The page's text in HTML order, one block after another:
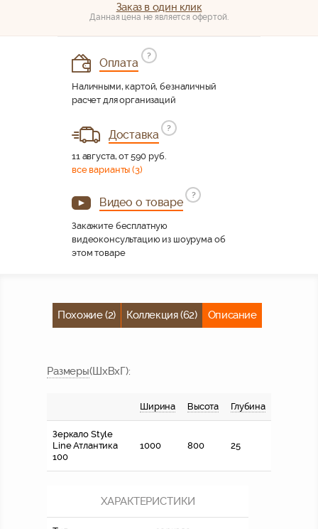
Заказ в один клик
Данная цена не является офертой.
Оплата
?
Наличными, картой, безналичный
расчет для организаций
Доставка
?
11 августа, от 590 руб.
все варианты (3)
Видео о товаре
?
Закажите бесплатную
видеоконсультацию из шоурума об
этом товаре
Похожие (2) Коллекция (62) Описание
Размеры(ШхВхГ):
Ширина Высота Глубина
Зеркало Style
Line Атлантика
100
1000 800 25
ХАРАКТЕРИСТИКИ